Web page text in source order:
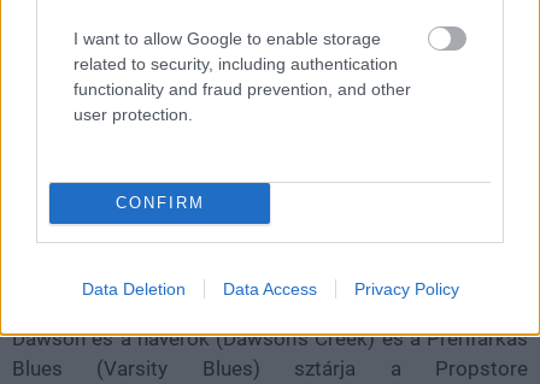
I want to allow Google to enable storage
related to security, including authentication
functionality and fraud prevention, and other
user protection.
CONFIRM
Data Deletion Data Access Privacy Policy
James Van Der Beek a Dawson és a haverok,
valamint a Prérifarkas Blues forgatásáról
Unmute Loaded:
Különleges ajándékkal lepte meg rajongóit James Van
Der Beek: karrierje ikonikus emléktárgyait bocsátja
Dawson és a haverok (Dawson's Creek) és a Prérifarkas
Blues (Varsity Blues) sztárja a Propstore